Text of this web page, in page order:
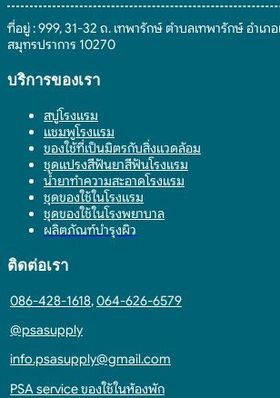
ตอบ
ที่อยู่ : 999, 31-32 ถ. เทพารักษ์ ตำบลเทพารักษ์ อำเภ
สมุทรปราการ 10270
บริการของเรา
สบู่โรงแรม
แชมพูโรงแรม
ของใช้ที่เป็นมิตรกับสิ่งแวดล้อม
ชุดแปรงสีฟันยาสีฟันโรงแรม
น้ำยาทำความสะอาดโรงแรม
ชุดของใช้ในโรงแรม
ชุดของใช้ในโรงพยาบาล
ผลิตภัณฑ์บำรุงผิว
ติดต่อเรา
086-428-1618,064-626-6579
@psasupply
info.psasupply@gmail.com
PSA service ของใช้ในห้องพัก